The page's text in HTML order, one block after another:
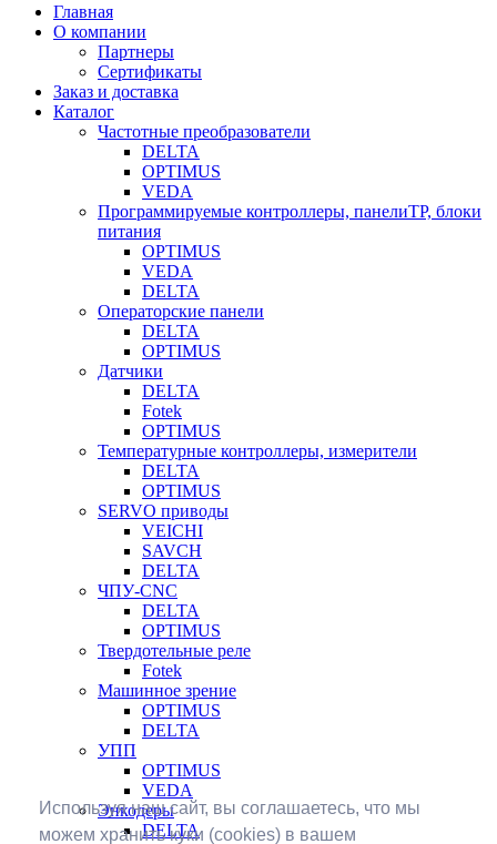
Используя наш сайт, вы соглашаетесь, что мы
можем хранить куки (cookies) в вашем
Главная
О компании
Партнеры
Сертификаты
Заказ и доставка
Каталог
Частотные преобразователи
DELTA
OPTIMUS
VEDA
Программируемые контроллеры, панелиTP, блоки
питания
OPTIMUS
VEDA
DELTA
Операторские панели
DELTA
OPTIMUS
Датчики
DELTA
Fotek
OPTIMUS
Температурные контроллеры, измерители
DELTA
OPTIMUS
SERVO приводы
VEICHI
SAVCH
DELTA
ЧПУ-CNC
DELTA
OPTIMUS
Твердотельные реле
Fotek
Машинное зрение
OPTIMUS
DELTA
УПП
OPTIMUS
VEDA
Энкодеры
DELTA